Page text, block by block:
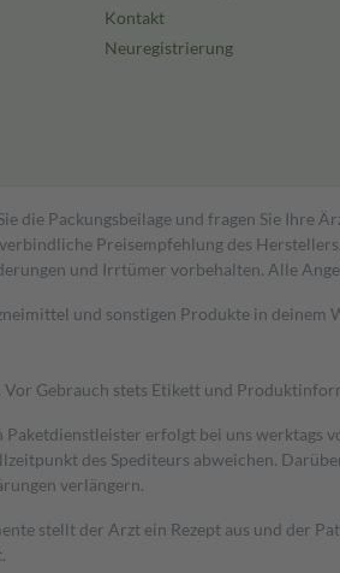
Kontakt
Neuregistrierung
die Packungsbeilage und fragen Sie
Preisempfehlung des
und Irrtümer vorbehalten. Alle
und sonstigen Produkte in
Gebrauch stets Etikett und
Paketdienstleister erfolgt bei uns werktags
des Spediteurs abweichen.
verlängern.
stellt der Arzt ein Rezept aus und der